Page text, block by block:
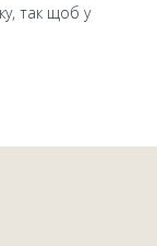
так щоб у